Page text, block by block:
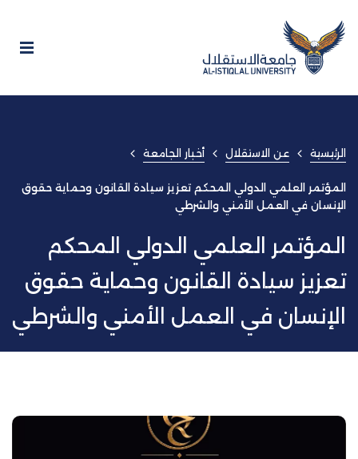
الرئيسية عن الاستقلال أخبار الجامعة
المؤتمر العلمي الدولي المحكم تعزيز سيادة القانون وحماية حقوق
الإنسان في العمل الأمني والشرطي
المؤتمر العلمي الدولي المحكم
تعزيز سيادة القانون وحماية حقوق
الإنسان في العمل الأمني والشرطي